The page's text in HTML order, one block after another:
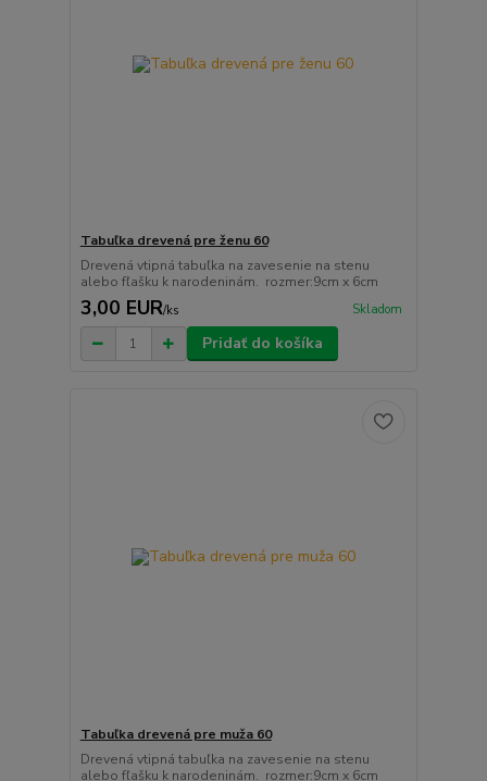
Tabuľka drevená pre ženu 60
Drevená vtipná tabuľka na zavesenie na stenu
alebo fľašku k narodeninám. rozmer:9cm x 6cm
3,00 EUR/ks Skladom
Pridať do košíka
Tabuľka drevená pre muža 60
Drevená vtipná tabuľka na zavesenie na stenu
alebo fľašku k narodeninám. rozmer:9cm x 6cm